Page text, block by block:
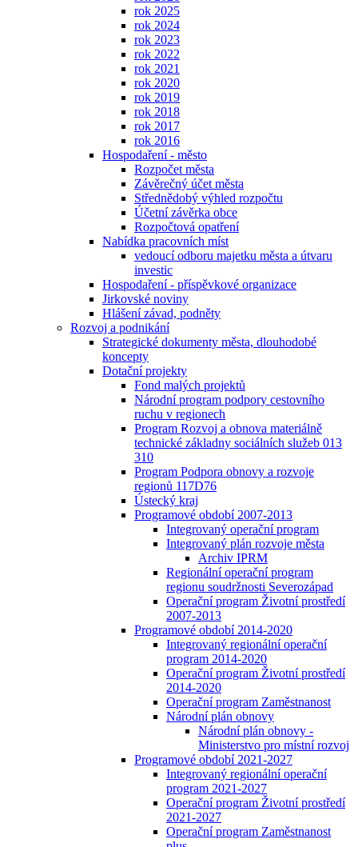
rok 2025
rok 2024
rok 2023
rok 2022
rok 2021
rok 2020
rok 2019
rok 2018
rok 2017
rok 2016
Hospodaření - město
Rozpočet města
Závěrečný účet města
Střednědobý výhled rozpočtu
Účetní závěrka obce
Rozpočtová opatření
Nabídka pracovních míst
vedoucí odboru majetku města a útvaru
investic
Hospodaření - příspěvkové organizace
Jirkovské noviny
Hlášení závad, podněty
Rozvoj a podnikání
Strategické dokumenty města, dlouhodobé
koncepty
Dotační projekty
Fond malých projektů
Národní program podpory cestovního
ruchu v regionech
Program Rozvoj a obnova materiálně
technické základny sociálních služeb 013
310
Program Podpora obnovy a rozvoje
regionů 117D76
Ústecký kraj
Programové období 2007-2013
Integrovaný operační program
Integrovaný plán rozvoje města
Archiv IPRM
Regionální operační program
regionu soudržnosti Severozápad
Operační program Životní prostředí
2007-2013
Programové období 2014-2020
Integrovaný regionální operační
program 2014-2020
Operační program Životní prostředí
2014-2020
Operační program Zaměstnanost
Národní plán obnovy
Národní plán obnovy -
Ministerstvo pro místní rozvoj
Programové období 2021-2027
Integrovaný regionální operační
program 2021-2027
Operační program Životní prostředí
2021-2027
Operační program Zaměstnanost